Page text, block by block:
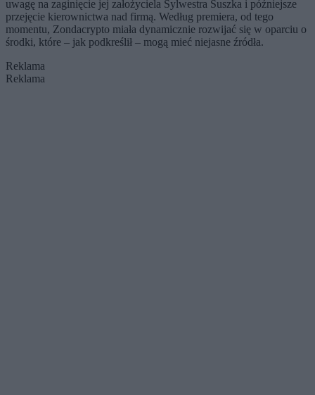
uwagę na zaginięcie jej założyciela Sylwestra Suszka i późniejsze
przejęcie kierownictwa nad firmą. Według premiera, od tego
momentu, Zondacrypto miała dynamicznie rozwijać się w oparciu o
środki, które – jak podkreślił – mogą mieć niejasne źródła.
Reklama
Reklama